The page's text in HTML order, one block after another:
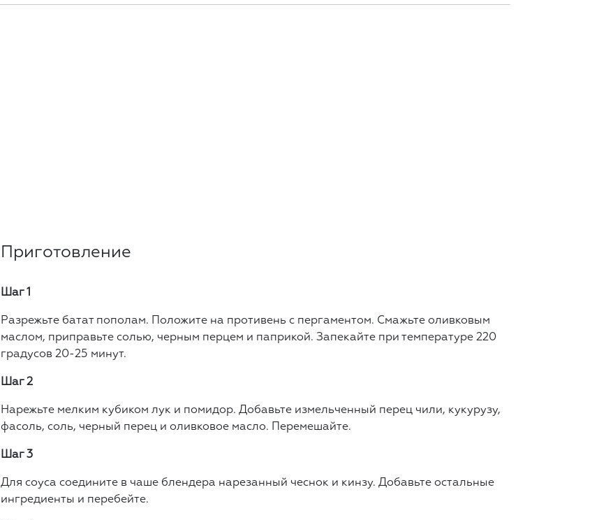
Приготовление
Шаг 1
Разрежьте батат пополам. Положите на противень с пергаментом. Смажьте оливковым
маслом, приправьте солью, черным перцем и паприкой. Запекайте при температуре 220
градусов 20-25 минут.
Шаг 2
Нарежьте мелким кубиком лук и помидор. Добавьте измельченный перец чили, кукурузу,
фасоль, соль, черный перец и оливковое масло. Перемешайте.
Шаг 3
Для соуса соедините в чаше блендера нарезанный чеснок и кинзу. Добавьте остальные
ингредиенты и перебейте.